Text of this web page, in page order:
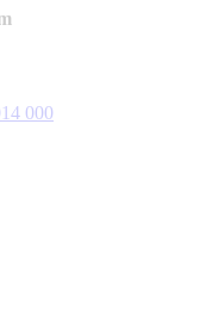
14 000